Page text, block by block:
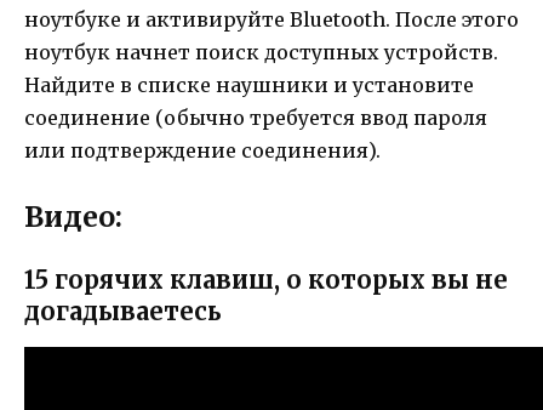
ноутбуке и активируйте Bluetooth. После этого
ноутбук начнет поиск доступных устройств.
Найдите в списке наушники и установите
соединение (обычно требуется ввод пароля
или подтверждение соединения).
Видео:
15 горячих клавиш, о которых вы не
догадываетесь